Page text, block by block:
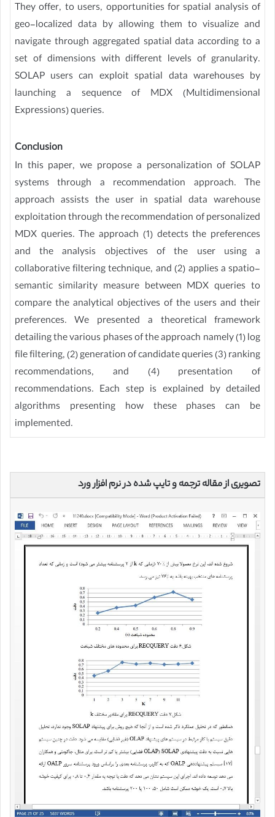
They offer, to users, opportunities for spatial analysis of
geo-localized data by allowing them to visualize and
navigate through aggregated spatial data according to a
set of dimensions with different levels of granularity.
SOLAP users can exploit spatial data warehouses by
launching a sequence of MDX (Multidimensional
Expressions) queries.
Conclusion
In this paper, we propose a personalization of SOLAP
systems through a recommendation approach. The
approach assists the user in spatial data warehouse
exploitation through the recommendation of personalized
MDX queries. The approach (1) detects the preferences
and the analysis objectives of the user using a
collaborative filtering technique, and (2) applies a spatio-
semantic similarity measure between MDX queries to
compare the analytical objectives of the users and their
preferences. We presented a theoretical framework
detailing the various phases of the approach namely (1) log
file filtering, (2) generation of candidate queries (3) ranking
recommendations, and (4) presentation of
recommendations. Each step is explained by detailed
algorithms presenting how these phases can be
implemented.
تصویری از مقاله ترجمه و تایپ شده در نرم افزار ورد